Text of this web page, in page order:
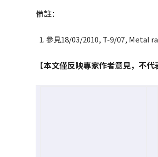
備註：
參見18/03/2010, T-9/07, Metal
【本文僅反映專家作者意見，不代